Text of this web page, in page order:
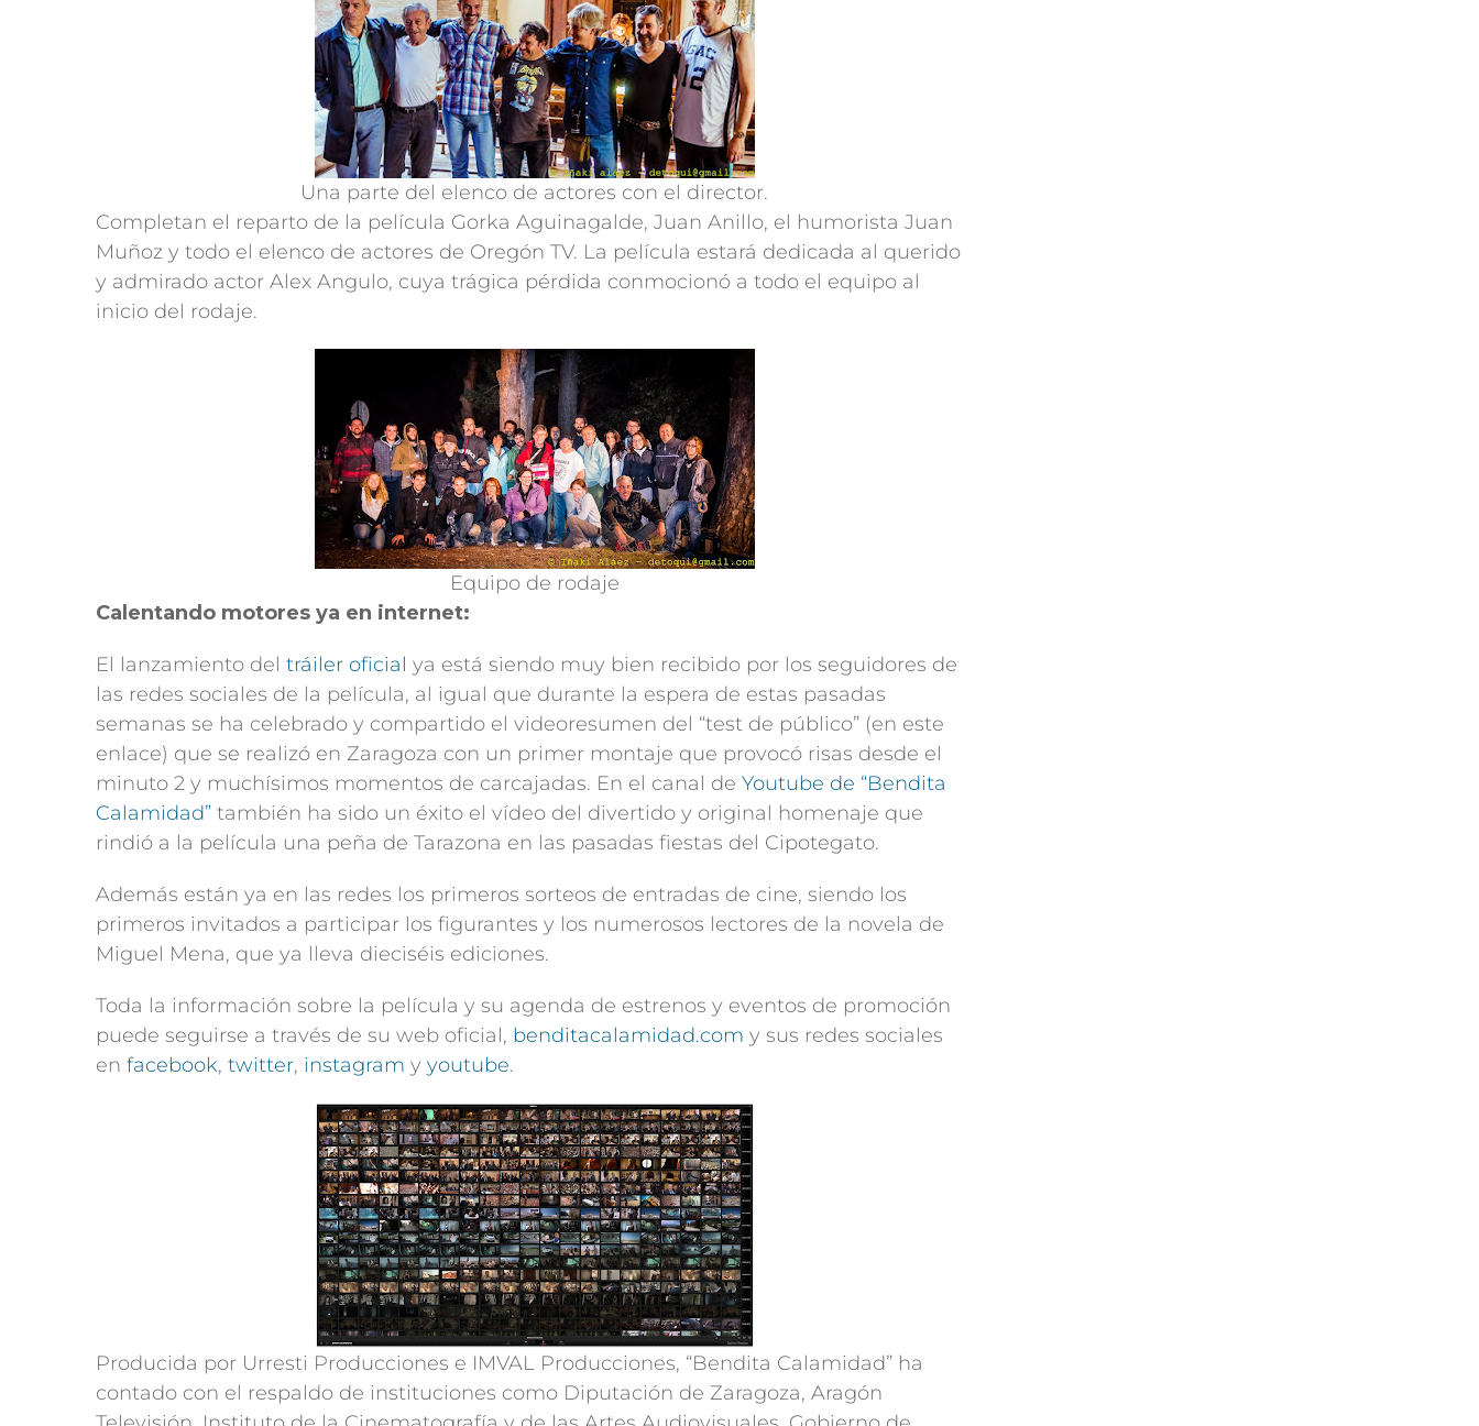
Una parte del elenco de actores con el director.
Completan el reparto de la película Gorka Aguinagalde, Juan Anillo, el humorista Juan
Muñoz y todo el elenco de actores de Oregón TV. La película estará dedicada al querido
y admirado actor Alex Angulo, cuya trágica pérdida conmocionó a todo el equipo al
inicio del rodaje.
Equipo de rodaje
Calentando motores ya en internet:
El lanzamiento del tráiler oficial ya está siendo muy bien recibido por los seguidores de
las redes sociales de la película, al igual que durante la espera de estas pasadas
semanas se ha celebrado y compartido el videoresumen del “test de público” (en este
enlace) que se realizó en Zaragoza con un primer montaje que provocó risas desde el
minuto 2 y muchísimos momentos de carcajadas. En el canal de Youtube de “Bendita
Calamidad” también ha sido un éxito el vídeo del divertido y original homenaje que
rindió a la película una peña de Tarazona en las pasadas fiestas del Cipotegato.
Además están ya en las redes los primeros sorteos de entradas de cine, siendo los
primeros invitados a participar los figurantes y los numerosos lectores de la novela de
Miguel Mena, que ya lleva dieciséis ediciones.
Toda la información sobre la película y su agenda de estrenos y eventos de promoción
puede seguirse a través de su web oficial, benditacalamidad.com y sus redes sociales
en facebook, twitter, instagram y youtube.
Producida por Urresti Producciones e IMVAL Producciones, “Bendita Calamidad” ha
contado con el respaldo de instituciones como Diputación de Zaragoza, Aragón